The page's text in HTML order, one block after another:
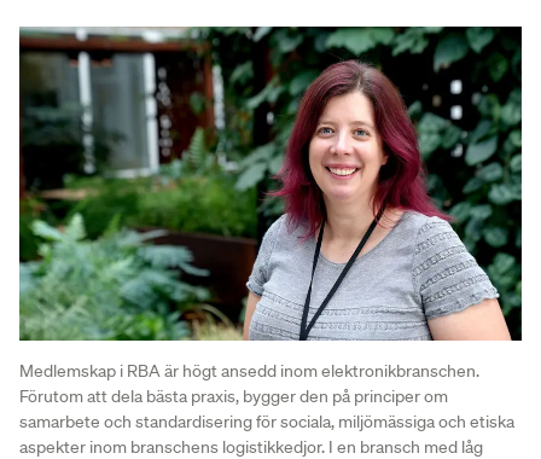
Medlemskap i RBA är högt ansedd inom elektronikbranschen.
Förutom att dela bästa praxis, bygger den på principer om
samarbete och standardisering för sociala, miljömässiga och etiska
aspekter inom branschens logistikkedjor. I en bransch med låg